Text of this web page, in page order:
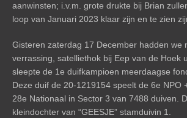
aanwinsten; i.v.m. grote drukte bij Brian
loop van Januari 2023 klaar zijn en te zien
Gisteren zaterdag 17 December hadden we
verrassing, satelliethok bij Eep van de Hoek
sleepte de 1e duifkampioen meerdaagse
Deze duif de 20-1219154 speelt de 6e NPO
28e Nationaal in Sector 3 van 7488 duiven.
kleindochter van “GEESJE” stamduivin 1.